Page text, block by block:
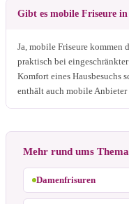
Gibt es mobile Friseure
Ja, mobile Friseure kommen
praktisch bei
Komfort eines Hausbesuchs
enthält auch mobile Anbieter
Mehr rund ums
Damenfrisuren